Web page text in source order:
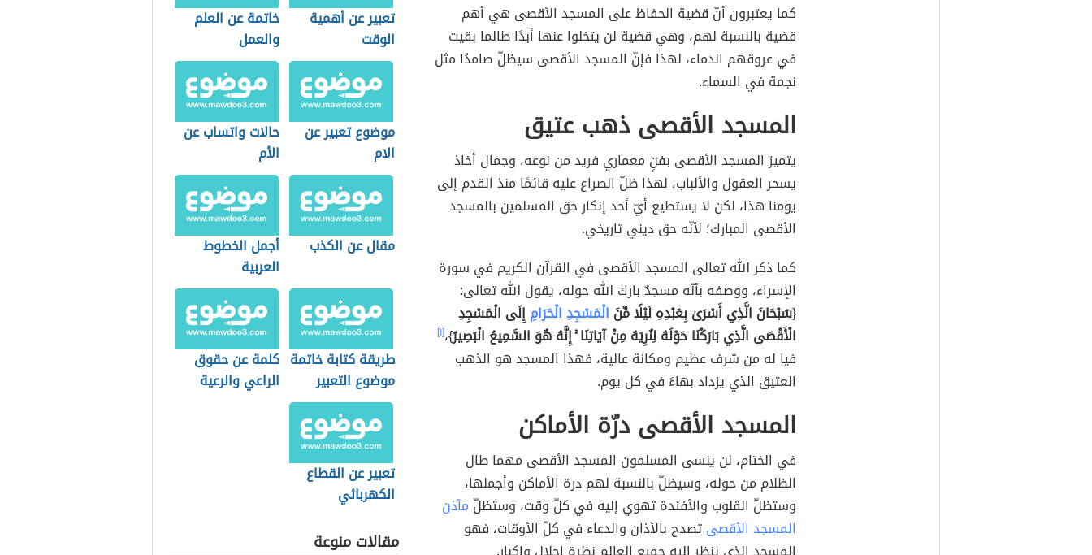
كما يعتبرون أنّ قضية الحفاظ على المسجد الأقصى هي أهم
قضية بالنسبة لهم، وهي قضية لن يتخلوا عنها أبدًا طالما بقيت
في عروقهم الدماء، لهذا فإنّ المسجد الأقصى سيظلّ صامدًا مثل
نجمة في السماء.
المسجد الأقصى ذهب عتيق
يتميز المسجد الأقصى بفنٍ معماري فريد من نوعه، وجمال أخاذ
يسحر العقول والألباب، لهذا ظلّ الصراع عليه قائمًا منذ القدم إلى
يومنا هذا، لكن لا يستطيع أيّ أحد إنكار حق المسلمين بالمسجد
الأقصى المبارك؛ لأنّه حق ديني تاريخي.
كما ذكر الله تعالى المسجد الأقصى في القرآن الكريم في سورة
الإسراء، ووصفه بأنّه مسجدٌ بارك الله حوله، يقول الله تعالى:
{سُبْحَانَ الَّذِي أَسْرَىٰ بِعَبْدِهِ لَيْلًا مِّنَ الْمَسْجِدِ الْحَرَامِإِلَى الْمَسْجِدِ
الْأَقْصَى الَّذِي بَارَكْنَا حَوْلَهُ لِنُرِيَهُ مِنْ آيَاتِنَا ۚ إِنَّهُ هُوَ السَّمِيعُ الْبَصِيرُ}،[١]
فيا له من شرف عظيم ومكانة عالية، فهذا المسجد هو الذهب
العتيق الذي يزداد بهاءً في كل يوم.
المسجد الأقصى درّة الأماكن
في الختام، لن ينسى المسلمون المسجد الأقصى مهما طال
الظلام من حوله، وسيظلّ بالنسبة لهم درة الأماكن وأجملها،
وستظلّ القلوب والأفئدة تهوي إليه في كلّ وقت، وستظلّ مآذن
المسجد الأقصىتصدح بالأذان والدعاء في كلّ الأوقات، فهو
تعبير عن أهمية
الوقت
خاتمة عن العلم
والعمل
موضوع تعبير عن
الام
حالات واتساب عن
الأم
مقال عن الكذب
أجمل الخطوط
العربية
طريقة كتابة خاتمة
موضوع التعبير
كلمة عن حقوق
الراعي والرعية
تعبير عن القطاع
الكهربائي
مقالات منوعة